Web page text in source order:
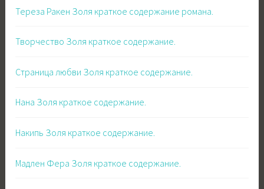
Тереза Ракен Золя краткое содержание романа.
Творчество Золя краткое содержание.
Страница любви Золя краткое содержание.
Нана Золя краткое содержание.
Накипь Золя краткое содержание.
Мадлен Фера Золя краткое содержание.